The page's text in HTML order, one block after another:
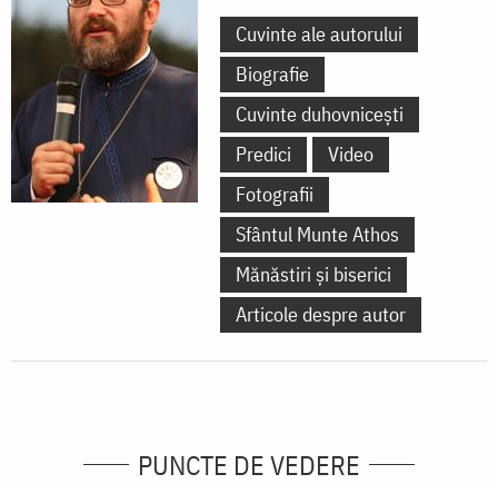
Cuvinte ale autorului
Biografie
Cuvinte duhovnicești
Predici
Video
Fotografii
Sfântul Munte Athos
Mănăstiri și biserici
Articole despre autor
PUNCTE DE VEDERE